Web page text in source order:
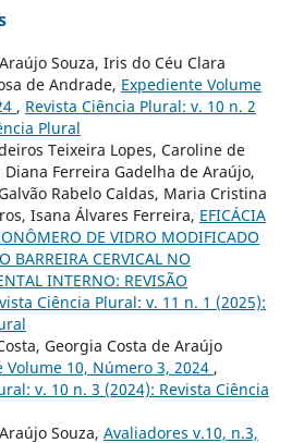
Souza, Iris do Céu Clara
de Andrade, Expediente Volume
, Revista Ciência Plural: v. 10 n. 2
Plural
Teixeira Lopes, Caroline de
Diana Ferreira Gadelha de Araújo,
Rabelo Caldas, Maria Cristina
Isana Álvares Ferreira, EFICÁCIA
DE VIDRO MODIFICADO
BARREIRA CERVICAL NO
INTERNO: REVISÃO
Ciência Plural: v. 11 n. 1 (2025):
Georgia Costa de Araújo
Volume 10, Número 3, 2024 ,
v. 10 n. 3 (2024): Revista Ciência
Souza, Avaliadores v.10, n.3,